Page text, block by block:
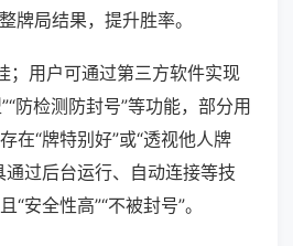
牌局结果，提升胜率。
；用户可通过第三方软件实现
防检测防封号”等功能，部分用
在“牌特别好”或“透视他人牌
通过后台运行、自动连接等技
安全性高”“不被封号”。